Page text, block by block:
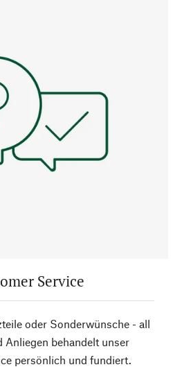
Service
oder Sonderwünsche - all
Anliegen behandelt unser
persönlich und fundiert.